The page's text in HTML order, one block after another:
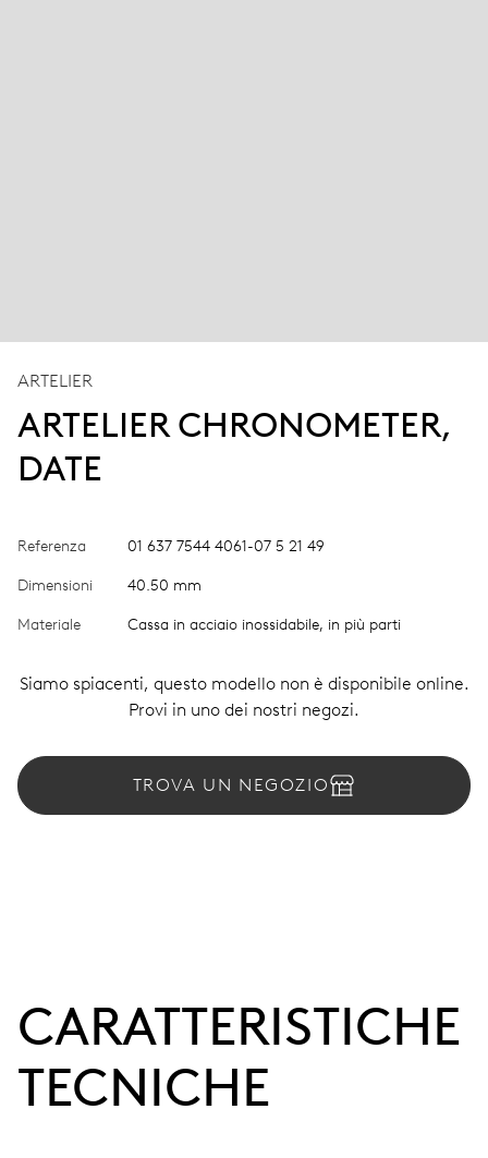
ARTELIER
ARTELIER CHRONOMETER,
DATE
Referenza 01 637 7544 4061-07 5 21 49
Dimensioni 40.50 mm
Materiale Cassa in acciaio inossidabile, in più parti
Siamo spiacenti, questo modello non è disponibile online.
Provi in uno dei nostri negozi.
TROVA UN NEGOZIO
CARATTERISTICHE
TECNICHE